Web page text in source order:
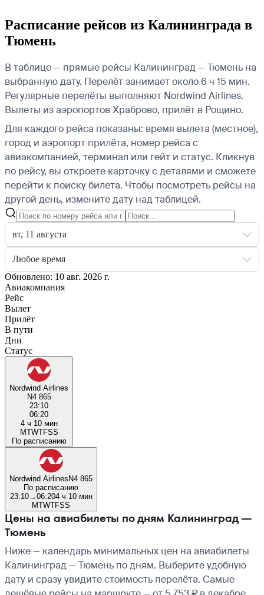
Расписание рейсов из Калининграда в
Тюмень
В таблице — прямые рейсы Калининград — Тюмень на
выбранную дату. Перелёт занимает около 6 ч 15 мин.
Регулярные перелёты выполняют Nordwind Airlines.
Вылеты из аэропортов Храброво, прилёт в Рощино.
Для каждого рейса показаны: время вылета (местное),
город и аэропорт прилёта, номер рейса с
авиакомпанией, терминал или гейт и статус. Кликнув
по рейсу, вы откроете карточку с деталями и сможете
перейти к поиску билета. Чтобы посмотреть рейсы на
другой день, измените дату над таблицей.
вт, 11 августа
Любое время
Обновлено: 10 авг. 2026 г.
Авиакомпания
Рейс
Вылет
Прилёт
В пути
Дни
Статус
Nordwind Airlines
N4 865
23:10
06:20
4 ч 10 мин
MTWTFSS
По расписанию
Nordwind AirlinesN4 865
По расписанию
23:10→06:204 ч 10 мин
MTWTFSS
Цены на авиабилеты по дням Калининград —
Тюмень
Ниже — календарь минимальных цен на авиабилеты
Калининград — Тюмень по дням. Выберите удобную
дату и сразу увидите стоимость перелёта. Самые